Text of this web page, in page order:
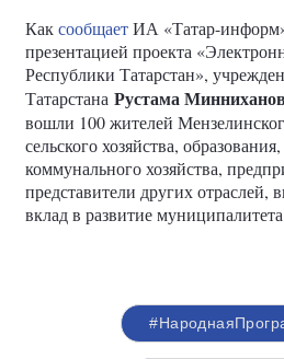
КаксообщаетИА «Татар-
презентацией проекта
Республики Татарстан»,
Татарстана Рустама
вошли 100 жителей
сельского хозяйства,
коммунального хозяйства,
представители других отраслей,
вклад в развитие